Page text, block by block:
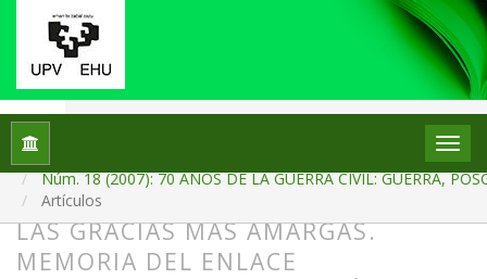
Inicio
Núm. 18 (2007): 70 AÑOS DE LA GUERRA CIVIL: GUERRA,
Artículos
LAS GRACIAS MÁS AMARGAS.
MEMORIA DEL ENLACE